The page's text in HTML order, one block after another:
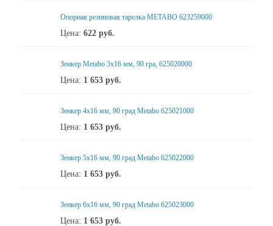
Опорная резиновая тарелка METABO 623259000
Цена: 622 руб.
Зенкер Metabo 3x16 мм, 90 гра, 625020000
Цена: 1 653 руб.
Зенкер 4x16 мм, 90 град Metabo 625021000
Цена: 1 653 руб.
Зенкер 5x16 мм, 90 град Metabo 625022000
Цена: 1 653 руб.
Зенкер 6x16 мм, 90 град Metabo 625023000
Цена: 1 653 руб.